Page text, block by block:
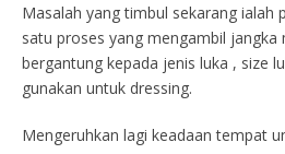
Masalah yang timbul sekarang ialah
satu proses yang mengambil jangka
bergantung kepada jenis luka , size
gunakan untuk dressing.
Mengeruhkan lagi keadaan tempat